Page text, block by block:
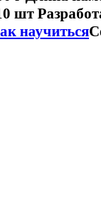
шт
научиться